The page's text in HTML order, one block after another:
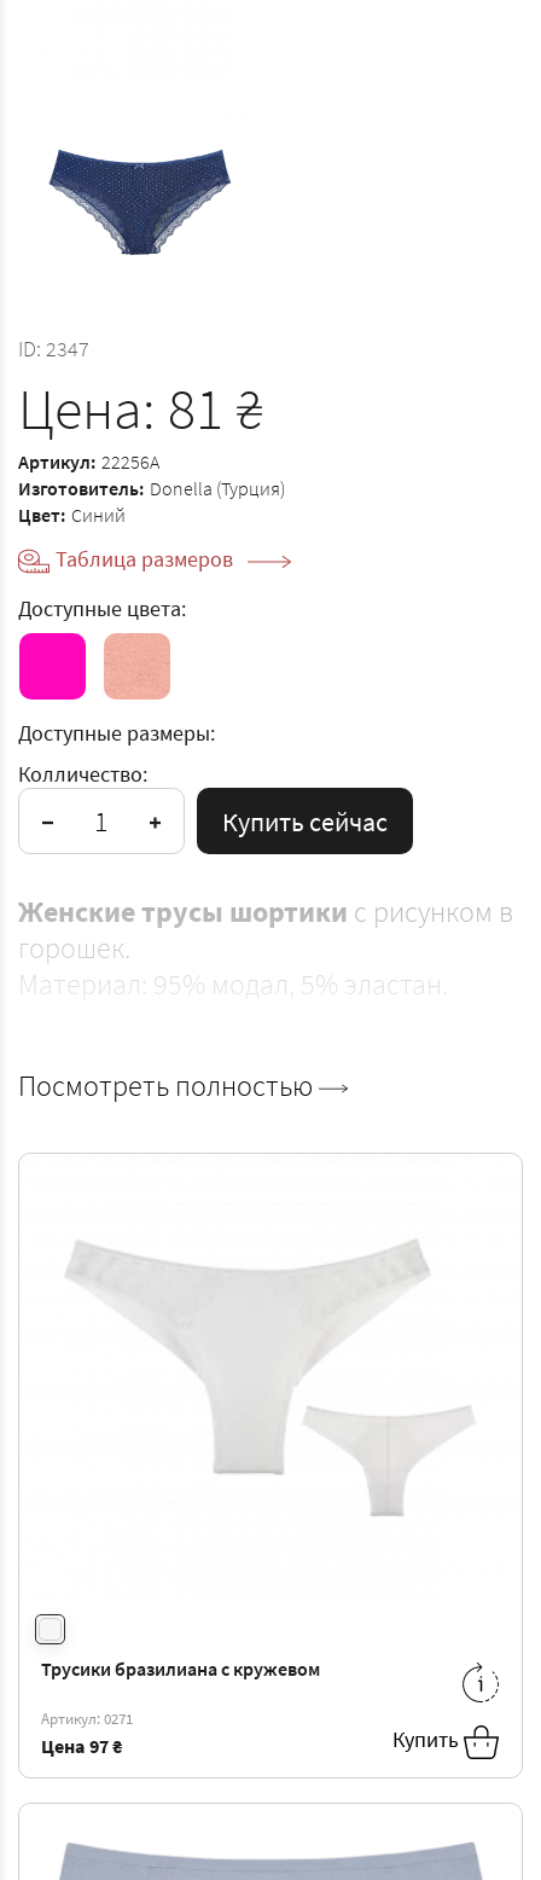
ID: 2347
Цена: 81 ₴
Артикул: 22256A
Изготовитель: Donella (Турция)
Цвет: Синий
Таблица размеров
Доступные цвета:
Доступные размеры:
Колличество:
Купить сейчас
Женские трусы шортики с рисунком в
горошек.
Материал: 95% модал, 5% эластан.
Посмотреть полностью
Трусики бразилиана с кружевом
Артикул: 0271
Цена 97 ₴ Купить
M - 103 ₴ L - 108 ₴
XL 113 ₴